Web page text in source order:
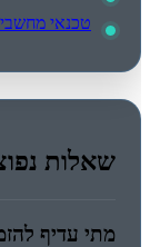
טכנאי
שאלות
מתי עדיף